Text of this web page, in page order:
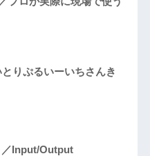
りぷるいーいちさんき
／Input/Output